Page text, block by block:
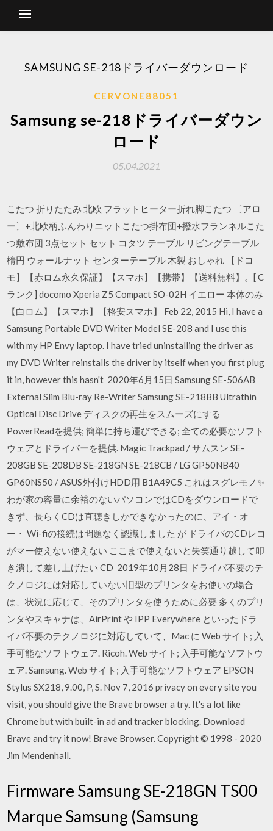
SAMSUNG SE-218ドライバーダウンロード
CERVONE88051
Samsung se-218ドライバーダウン
ロード
05.04.2021
こたつ 折りたたみ 北欧 フラットヒーター折れ脚こたつ 〔アロ
ー〕+北欧柄ふんわりニットこたつ掛布団+撥水フランネルこた
つ敷布団 3点セット セット コタツ テーブル リビングテーブル
楕円 ウォールナット センターテーブル 木製 おしゃれ 【ドコ
モ】【赤ロム永久保証】【スマホ】【携帯】【送料無料】。[ C
ランク] docomo Xperia Z5 Compact SO-02H イエロー 本体のみ
【白ロム】【スマホ】【格安スマホ】 Feb 22, 2015 Hi, I have a
Samsung Portable DVD Writer Model SE-208 and I use this
with my HP Envy laptop. I have tried uninstalling the driver as
my DVD Writer reinstalls the driver by itself when you first plug
it in, however this hasn't 2020年6月15日 Samsung SE-506AB
External Slim Blu-ray Re-Writer Samsung SE-218BB Ultrathin
Optical Disc Drive ディスクの再生をスムーズにする
PowerReadを提供; 簡単に持ち運びできる; 全ての必要なソフト
ウェアとドライバーを提供. Magic Trackpad / サムスン SE-
208GB SE-208DB SE-218GN SE-218CB / LG GP50NB40
GP60NS50 / ASUS外付けHDD用 B1A49C5 これはスグレモノ✨
わが家の容量に余裕のないパソコンではCDをダウンロードで
きず、長らくCDは直聴きしかできなかったのに、アイ・オ
ー・ Wi-fiの接続は問題なく認識しました が ドライバのCDレコ
がマー使えない使えない ここまで使えないと失笑通り越して叩
き潰して差し上げたい CD 2019年10月28日 ドライバ不要のテ
クノロジには対応していない旧型のプリンタをお使いの場合
は、状況に応じて、そのプリンタを使うために必要 多くのプリ
ンタやスキャナは、AirPrint や IPP Everywhere といったドラ
イバ不要のテクノロジに対応していて、Mac に Web サイト; 入
手可能なソフトウェア. Ricoh. Web サイト; 入手可能なソフトウ
ェア. Samsung. Web サイト; 入手可能なソフトウェア EPSON
Stylus SX218, 9.00, P, S. Nov 7, 2016 privacy on every site you
visit, you should give the Brave browser a try. It's a lot like
Chrome but with built-in ad and tracker blocking. Download
Brave and try it now! Brave Browser. Copyright © 1998 - 2020
Jim Mendenhall.
Firmware Samsung SE-218GN TS00
Marque Samsung (Samsung